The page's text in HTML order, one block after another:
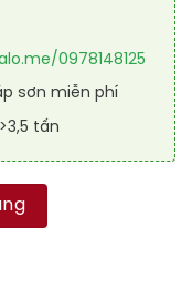
0978148125
sơn miễn phí
tấn
RAKYD QD 6007 số